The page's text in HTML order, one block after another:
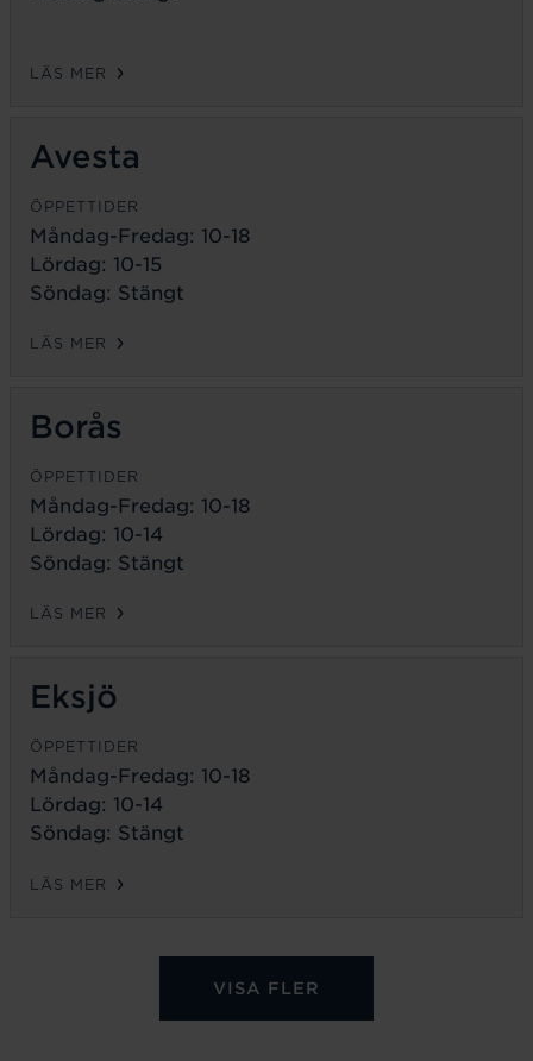
LÄS MER
Avesta
ÖPPETTIDER
Måndag-Fredag: 10-18
Lördag: 10-15
Söndag: Stängt
LÄS MER
Borås
ÖPPETTIDER
Måndag-Fredag: 10-18
Lördag: 10-14
Söndag: Stängt
LÄS MER
Eksjö
ÖPPETTIDER
Måndag-Fredag: 10-18
Lördag: 10-14
Söndag: Stängt
LÄS MER
VISA FLER